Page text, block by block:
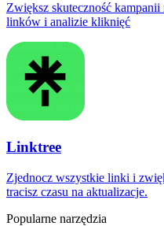
Zwiększ skuteczność
linków i analizie kliknięć
Linktree
Zjednocz wszystkie linki i
tracisz czasu na aktualizacje.
Popularne narzędzia